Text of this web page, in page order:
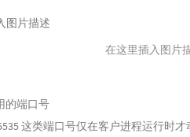
在这里插入图片
的端口号
这类端口号仅在客户进程运行时